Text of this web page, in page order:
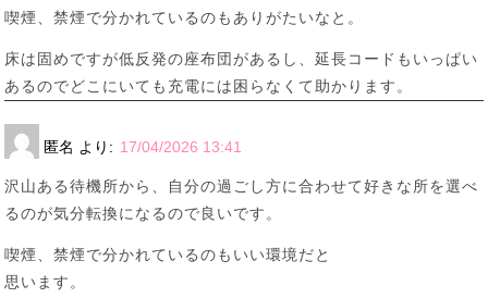
喫煙、禁煙で分かれているのもありがたいなと。
床は固めですが低反発の座布団があるし、延長コードもいっぱい
あるのでどこにいても充電には困らなくて助かります。
匿名 より: 17/04/2026 13:41
沢山ある待機所から、自分の過ごし方に合わせて好きな所を選べ
るのが気分転換になるので良いです。
喫煙、禁煙で分かれているのもいい環境だと
思います。